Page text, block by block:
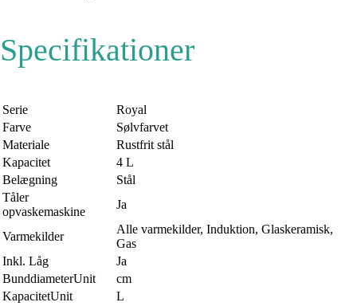
Specifikationer
Serie
Royal
Farve
Sølvfarvet
Materiale
Rustfrit stål
Kapacitet
4 L
Belægning
Stål
Tåler
opvaskemaskine
Ja
Varmekilder
Alle varmekilder, Induktion, Glaskeramisk,
Gas
Inkl. Låg
Ja
BunddiameterUnit
cm
KapacitetUnit
L